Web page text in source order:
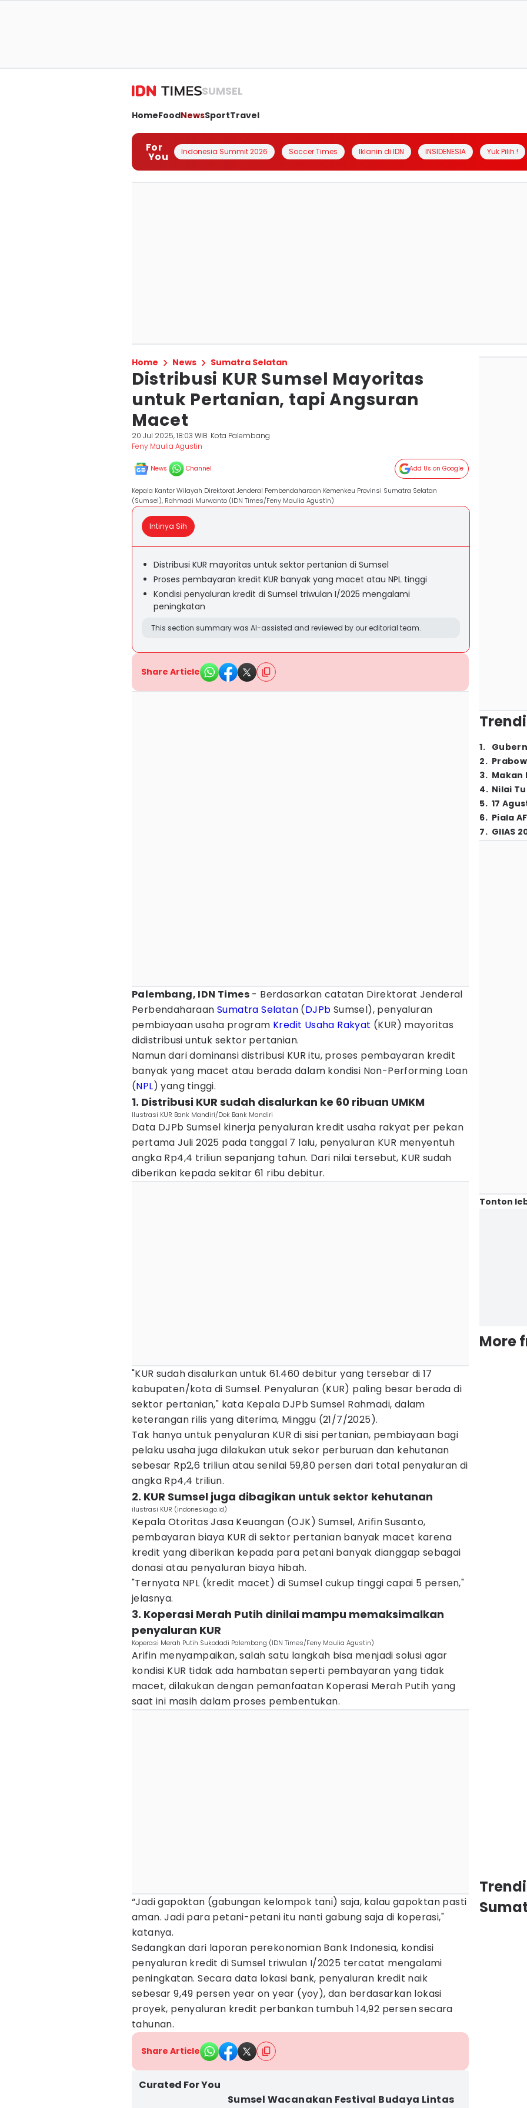
SUMSEL
HomeFoodNewsSportTravel
For
You Indonesia Summit 2026 Soccer Times Iklanin di IDN INSIDENESIA Yuk Pilih !
Home News Sumatra Selatan
Distribusi KUR Sumsel Mayoritas
untuk Pertanian, tapi Angsuran
Macet
20 Jul 2025, 18:03 WIB Kota Palembang
Feny Maulia Agustin
News Channel Add Us on Google
Kepala Kantor Wilayah Direktorat Jenderal Pembendaharaan Kemenkeu Provinsi Sumatra Selatan
(Sumsel), Rahmadi Murwanto (IDN Times/Feny Maulia Agustin)
Intinya Sih
Distribusi KUR mayoritas untuk sektor pertanian di Sumsel
Proses pembayaran kredit KUR banyak yang macet atau NPL tinggi
Kondisi penyaluran kredit di Sumsel triwulan I/2025 mengalami
peningkatan
This section summary was AI-assisted and reviewed by our editorial team.
Share Article
Palembang, IDN Times - Berdasarkan catatan Direktorat Jenderal
Perbendaharaan Sumatra Selatan (DJPb Sumsel), penyaluran
pembiayaan usaha program Kredit Usaha Rakyat (KUR) mayoritas
didistribusi untuk sektor pertanian.
Namun dari dominansi distribusi KUR itu, proses pembayaran kredit
banyak yang macet atau berada dalam kondisi Non-Performing Loan
(NPL) yang tinggi.
1. Distribusi KUR sudah disalurkan ke 60 ribuan UMKM
Ilustrasi KUR Bank Mandiri/Dok Bank Mandiri
Data DJPb Sumsel kinerja penyaluran kredit usaha rakyat per pekan
pertama Juli 2025 pada tanggal 7 lalu, penyaluran KUR menyentuh
angka Rp4,4 triliun sepanjang tahun. Dari nilai tersebut, KUR sudah
diberikan kepada sekitar 61 ribu debitur.
"KUR sudah disalurkan untuk 61.460 debitur yang tersebar di 17
kabupaten/kota di Sumsel. Penyaluran (KUR) paling besar berada di
sektor pertanian," kata Kepala DJPb Sumsel Rahmadi, dalam
keterangan rilis yang diterima, Minggu (21/7/2025).
Tak hanya untuk penyaluran KUR di sisi pertanian, pembiayaan bagi
pelaku usaha juga dilakukan utuk sekor perburuan dan kehutanan
sebesar Rp2,6 triliun atau senilai 59,80 persen dari total penyaluran di
angka Rp4,4 triliun.
2. KUR Sumsel juga dibagikan untuk sektor kehutanan
ilustrasi KUR (indonesia.go.id)
Kepala Otoritas Jasa Keuangan (OJK) Sumsel, Arifin Susanto,
pembayaran biaya KUR di sektor pertanian banyak macet karena
kredit yang diberikan kepada para petani banyak dianggap sebagai
donasi atau penyaluran biaya hibah.
"Ternyata NPL (kredit macet) di Sumsel cukup tinggi capai 5 persen,"
jelasnya.
3. Koperasi Merah Putih dinilai mampu memaksimalkan
penyaluran KUR
Koperasi Merah Putih Sukodadi Palembang (IDN Times/Feny Maulia Agustin)
Arifin menyampaikan, salah satu langkah bisa menjadi solusi agar
kondisi KUR tidak ada hambatan seperti pembayaran yang tidak
macet, dilakukan dengan pemanfaatan Koperasi Merah Putih yang
saat ini masih dalam proses pembentukan.
“Jadi gapoktan (gabungan kelompok tani) saja, kalau gapoktan pasti
aman. Jadi para petani-petani itu nanti gabung saja di koperasi,"
katanya.
Sedangkan dari laporan perekonomian Bank Indonesia, kondisi
penyaluran kredit di Sumsel triwulan I/2025 tercatat mengalami
peningkatan. Secara data lokasi bank, penyaluran kredit naik
sebesar 9,49 persen year on year (yoy), dan berdasarkan lokasi
proyek, penyaluran kredit perbankan tumbuh 14,92 persen secara
tahunan.
Share Article
Curated For You
Sumsel Wacanakan Festival Budaya Lintas
1.
2.
3. Makan
4. Nilai
5. 17
6. Piala
7. GIIAS
Tonton
More